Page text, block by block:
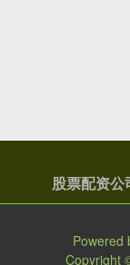
股票配资公
Powered
Copyright